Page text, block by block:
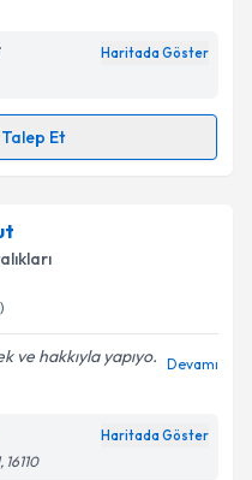
Haritada Göster
Et
uzmandan randevu
e-posta ile
ilişkin
ve hakkıyla yapıyo. Devamı
Haritada Göster